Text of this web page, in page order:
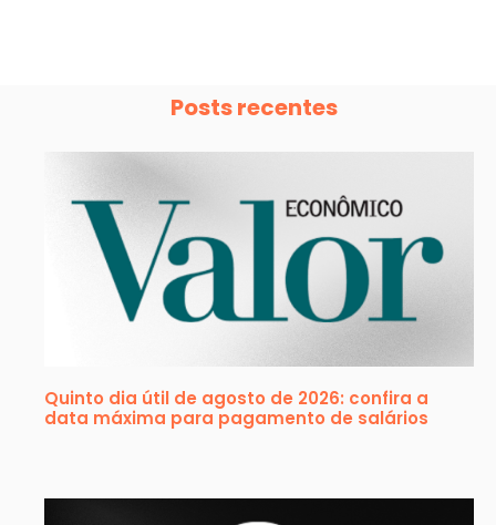
Posts recentes
Quinto dia útil de agosto de 2026: confira a
data máxima para pagamento de salários